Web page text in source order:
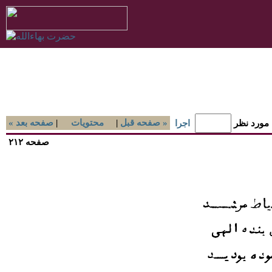
« صفحه بعد | محتويات | صفحه قبل » نظر
اجرا